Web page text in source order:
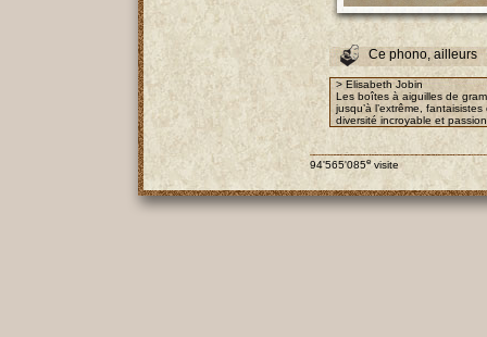
Ce phono, ailleurs
> Elisabeth Jobin
Les boîtes à aiguilles de
jusqu’à l’extrême,
diversité incroyable et
94'565'085evisite